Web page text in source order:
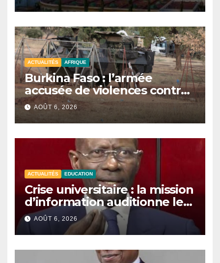
ACTUALITÉS AFRIQUE
Burkina Faso : l’armée
accusée de violences contre
des civils après une attaque
jihadiste.
AOÛT 6, 2026
ACTUALITÉS EDUCATION
Crise universitaire : la mission
d’information auditionne le
ministre Boubacar Camara.
AOÛT 6, 2026